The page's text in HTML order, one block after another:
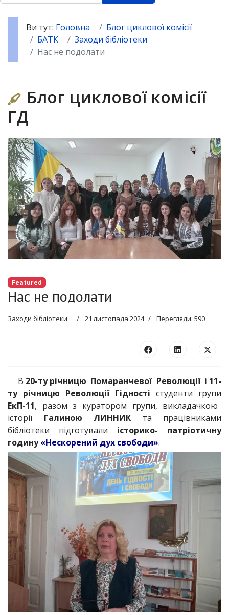
Ви тут: Головна
Блог циклової комісії
БАТК
Заходи бібліотеки
Нас не подолати
Блог циклової комісії
ГД
Featured
Нас не подолати
Заходи бібліотеки 21 листопада 2024 Перегляди: 590
В 20-ту річницю Помаранчевої Революції і 11-
ту річницю Революції Гідності студенти групи
ЕкП-11, разом з куратором групи, викладачкою
історії Галиною ЛИННИК та працівниками
бібліотеки підготували історико- патріотичну
годину«Нескорений дух свободи».